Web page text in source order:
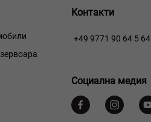
Контакти
+49 9771 90 64 5 64
Социална медия